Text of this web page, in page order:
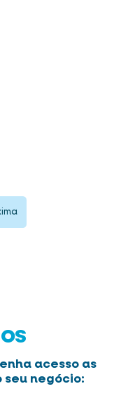
acesso as
seu negócio: